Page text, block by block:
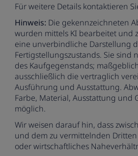
Für weitere Details kontaktieren
Hinweis: Die gekennzeichneten
wurden mittels KI bearbeitet und
eine unverbindliche Darstellung
Fertigstellungszustands. Sie sind
des Kaufgegenstands;
ausschließlich die vertraglich
Ausführung und Ausstattung.
Farbe, Material, Ausstattung und
möglich.
Wir weisen darauf hin, dass
und dem zu vermittelnden
oder wirtschaftliches